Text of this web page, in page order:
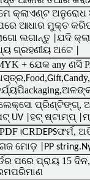
କ୍ଲାଏଣ୍ଟ ଅନୁରୋଧ
ଆଧାର ମୁକ୍ତ
ଲଗାନ୍ତୁ |ଯଦି
ଗ୍ରହଣୀୟ ଅଟେ |
+ ଯେକ any ଣସି
Food,Gift,Candy,
ackaging,
ପ୍ରିଣ୍ଟିଙ୍ଗ୍,
UV |ହଟ୍ ଷ୍ଟାମ୍ପ୍
EPSଫର୍ମ,
ମୋଡ଼ |PP
ପରେ ପ୍ରାୟ 15
ପରିମାଣ